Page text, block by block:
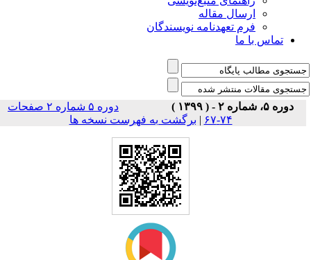
ارسال مقاله
فرم تعهدنامه نویسندگان
تماس با ما
دوره ۵، شماره ۲ - ( ۱۳۹۹ )
دوره ۵ شماره ۲ صفحات
۷۴-۶۷
| برگشت به فهرست نسخه ها